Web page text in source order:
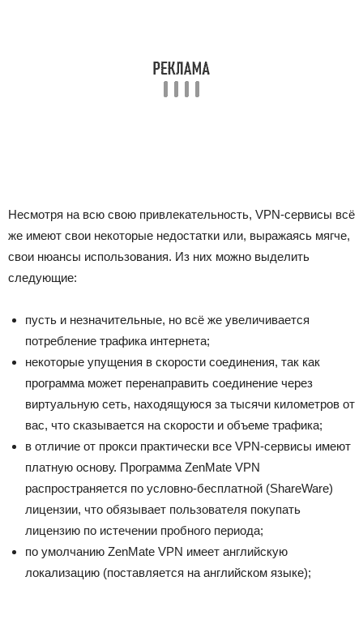
Несмотря на всю свою привлекательность, VPN-сервисы всё
же имеют свои некоторые недостатки или, выражаясь мягче,
свои нюансы использования. Из них можно выделить
следующие:
пусть и незначительные, но всё же увеличивается
потребление трафика интернета;
некоторые упущения в скорости соединения, так как
программа может перенаправить соединение через
виртуальную сеть, находящуюся за тысячи километров от
вас, что сказывается на скорости и объеме трафика;
в отличие от прокси практически все VPN-сервисы имеют
платную основу. Программа ZenMate VPN
распространяется по условно-бесплатной (ShareWare)
лицензии, что обязывает пользователя покупать
лицензию по истечении пробного периода;
по умолчанию ZenMate VPN имеет английскую
локализацию (поставляется на английском языке);